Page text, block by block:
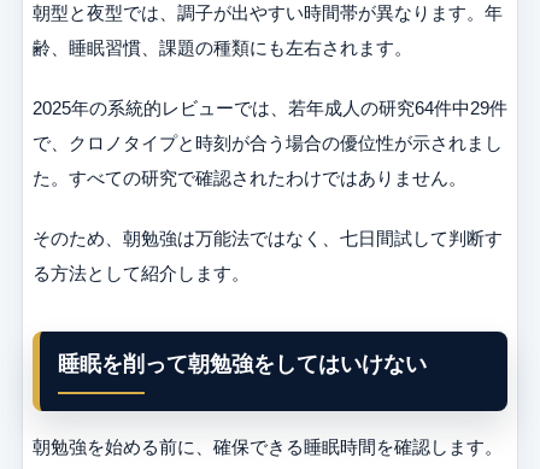
朝型と夜型では、調子が出やすい時間帯が異なります。年
齢、睡眠習慣、課題の種類にも左右されます。
2025年の系統的レビューでは、若年成人の研究64件中29件
で、クロノタイプと時刻が合う場合の優位性が示されまし
た。すべての研究で確認されたわけではありません。
そのため、朝勉強は万能法ではなく、七日間試して判断す
る方法として紹介します。
睡眠を削って朝勉強をしてはいけない
朝勉強を始める前に、確保できる睡眠時間を確認します。